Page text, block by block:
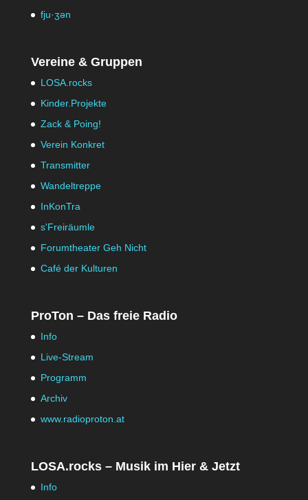
fju·ʒən
Vereine & Gruppen
LOSA.rocks
Kinder.Projekte
Zack & Poing!
Verein Konkret
Transmitter
Wandeltreppe
InKonTra
s'Freiräumle
Forumtheater Geh Nicht
Café der Kulturen
ProTon – Das freie Radio
Info
Live-Stream
Programm
Archiv
www.radioproton.at
LOSA.rocks – Musik im Hier & Jetzt
Info